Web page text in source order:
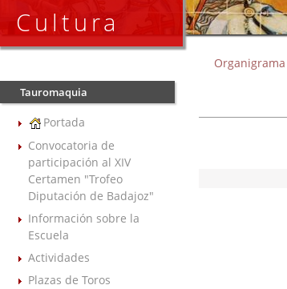
Cultura
Tauromaquia
Portada
Convocatoria de
participación al XIV
Certamen "Trofeo
Diputación de Badajoz"
Información sobre la
Escuela
Actividades
Plazas de Toros
Organigrama